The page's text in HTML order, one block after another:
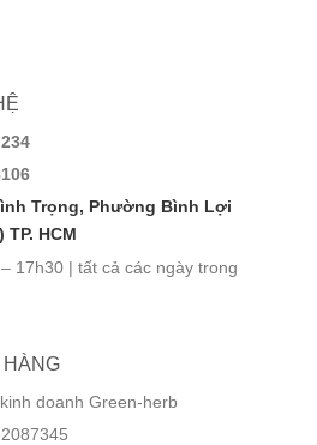
Trọng, Phường Bình Lợi
HCM
17h30 | tất cả các ngày trong
doanh Green-herb